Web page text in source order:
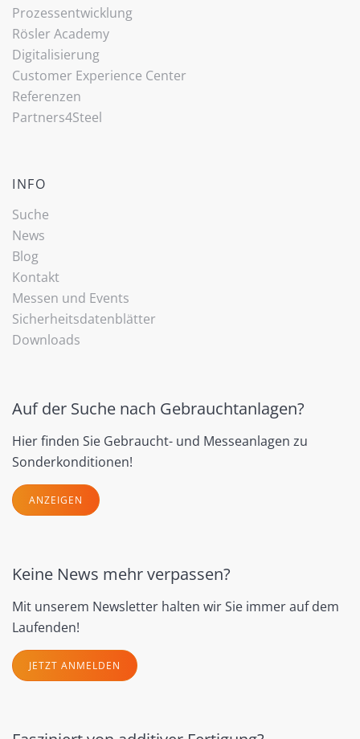
Prozessentwicklung
Rösler Academy
Digitalisierung
Customer Experience Center
Referenzen
Partners4Steel
INFO
Suche
News
Blog
Kontakt
Messen und Events
Sicherheitsdatenblätter
Downloads
Auf der Suche nach Gebrauchtanlagen?
Hier finden Sie Gebraucht- und Messeanlagen zu
Sonderkonditionen!
ANZEIGEN
Keine News mehr verpassen?
Mit unserem Newsletter halten wir Sie immer auf dem
Laufenden!
JETZT ANMELDEN